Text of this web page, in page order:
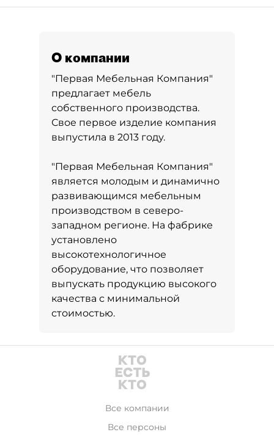
О компании
"Первая Мебельная Компания"
предлагает мебель
собственного производства.
Свое первое изделие компания
выпустила в 2013 году.
"Первая Мебельная Компания"
является молодым и динамично
развивающимся мебельным
производством в северо-
западном регионе. На фабрике
установлено
высокотехнологичное
оборудование, что позволяет
выпускать продукцию высокого
качества с минимальной
стоимостью.
Все компании
Все персоны